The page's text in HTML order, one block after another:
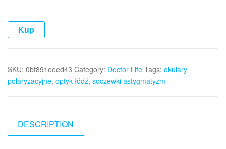
Kup
SKU: 0bf891eeed43 Category: Doctor Life Tags: okulary
polaryzacyjne, optyk łódź, soczewki astygmatyzm
DESCRIPTION